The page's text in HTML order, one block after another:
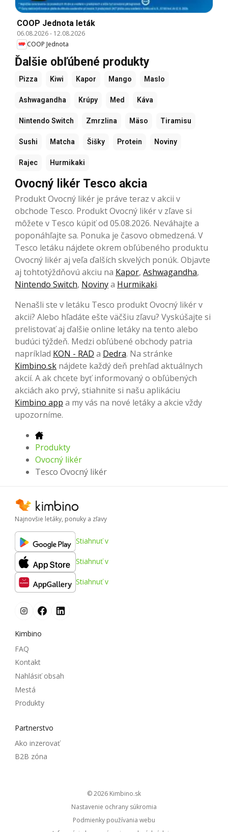
COOP Jednota leták
06.08.2026- 12.08.2026
COOP Jednota
Ďalšie obľúbené produkty
Pizza Kiwi Kapor Mango Maslo
Ashwagandha Krúpy Med Káva
Nintendo Switch Zmrzlina Mäso Tiramisu
Sushi Matcha Šišky Protein Noviny
Rajec Hurmikaki
Ovocný likér Tesco akcia
Produkt Ovocný likér je práve teraz v akcii v
obchode Tesco. Produkt Ovocný likér v zľave si
môžete v Tesco kúpiť od 05.08.2026. Neváhajte a
poponáhľajte sa. Ponuka je časovo obmedzená. V
Tesco letáku nájdete okrem obľúbeného produktu
Ovocný likér aj veľa ďalších skvelých ponúk. Objavte
aj tohtotýždňovú akciu na Kapor, Ashwagandha,
Nintendo Switch, Novinya Hurmikaki.
Nenašli ste v letáku Tesco produkt Ovocný likér v
akcii? Alebo hľadáte ešte väčšiu zľavu? Vyskúšajte si
prelistovať aj ďalšie online letáky na tento alebo
budúci týždeň. Medzi obľúbené obchody patria
napríklad KON - RAD a Dedra. Na stránke
Kimbino.sk nájdete každý deň prehľad aktuálnych
akcií. A ak chcete byť informovaný o obľúbených
akciách ako prvý, stiahnite si našu aplikáciu
Kimbino app a my vás na nové letáky a akcie vždy
upozorníme.
Produkty
Ovocný likér
Tesco Ovocný likér
Najnovšie letáky, ponuky a zľavy
Stiahnuť v
Stiahnuť v
Stiahnuť v
Kimbino
FAQ
Kontakt
Nahlásiť obsah
Mestá
Produkty
Partnerstvo
Ako inzerovať
B2B zóna
© 2026
kimbino.sk
Nastavenie ochrany súkromia
Podmienky používania webu